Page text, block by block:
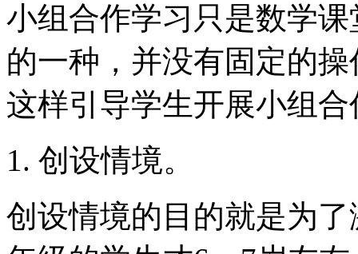
小组合作学习只是数学
的一种，并没有固定的
这样引导学生开展小组
1. 创设情境。
创设情境的目的就是为